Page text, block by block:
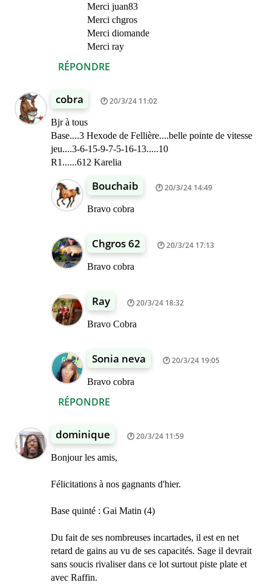
RÉPONDRE
Merci juan83
Merci chgros
Merci diomande
Merci ray
cobra 20/3/24 11:02
Bjr à tous
Base....3 Hexode de Fellière....belle pointe de vitesse
jeu....3-6-15-9-7-5-16-13.....10
R1......612 Karelia
RÉPONDRE
Bouchaib 20/3/24 14:49
Bravo cobra
Chgros 62 20/3/24 17:13
Bravo cobra
Ray 20/3/24 18:32
Bravo Cobra
Sonia neva 20/3/24 19:05
Bravo cobra
dominique 20/3/24 11:59
Bonjour les amis,
Félicitations à nos gagnants d'hier.
Base quinté : Gai Matin (4)
Du fait de ses nombreuses incartades, il est en net
retard de gains au vu de ses capacités. Sage il devrait
sans soucis rivaliser dans ce lot surtout piste plate et
avec Raffin.